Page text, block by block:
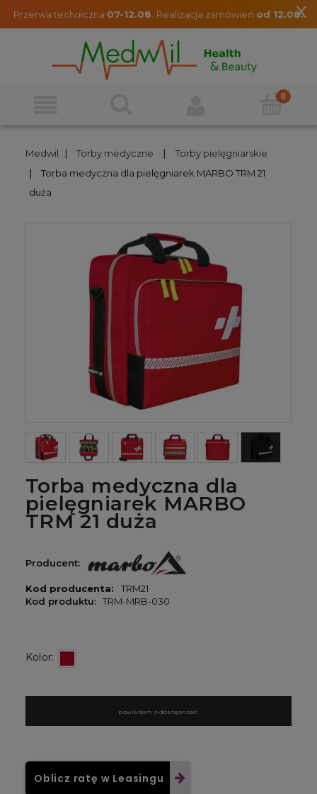
x
Przerwa techniczna 07-12.08 Realizacja zamówień od 12.08.
Medwil | Torby medyczne | Torby pielęgniarskie
|
Torba medyczna dla pielęgniarek MARBO TRM 21
duża
Torba medyczna dla
pielęgniarek MARBO
TRM 21 duża
Producent:
Kod producenta:
TRM21
Kod produktu: TRM-MRB-030
Kolor:
powiadom o dostępności
Oblicz ratę w Leasingu